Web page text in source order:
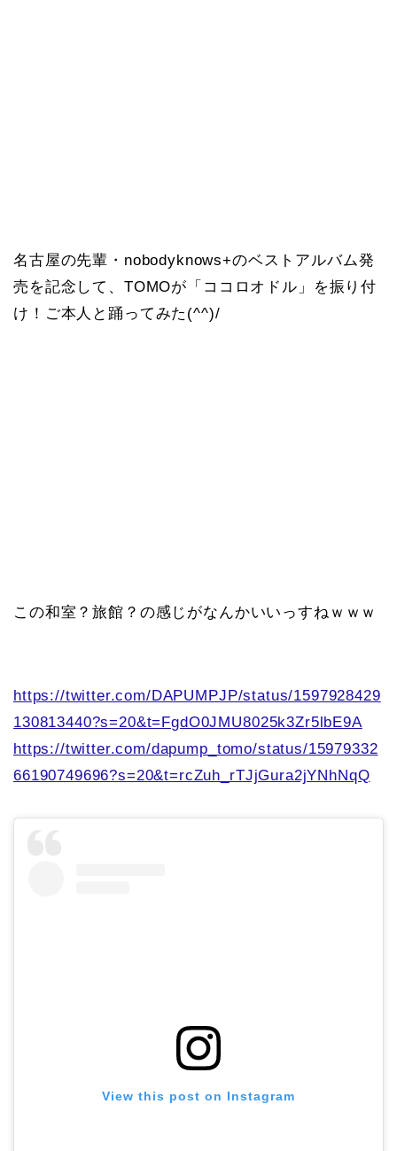
名古屋の先輩・nobodyknows+のベストアルバム発
売を記念して、TOMOが「ココロオドル」を振り付
け！ご本人と踊ってみた(^^)/
この和室？旅館？の感じがなんかいいっすねｗｗｗ
https://twitter.com/DAPUMPJP/status/1597928429
130813440?s=20&t=FgdO0JMU8025k3Zr5lbE9A
https://twitter.com/dapump_tomo/status/15979332
66190749696?s=20&t=rcZuh_rTJjGura2jYNhNqQ
View this post on Instagram